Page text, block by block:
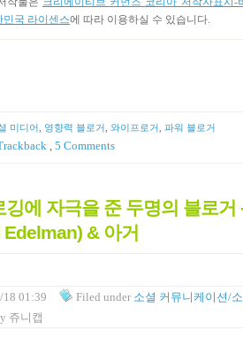
민국 라이센스에 따라 이용하실 수 있습니다.
미디어 영향력 블로거 와이프로거 파워 블로거
, 5 Comments
깅에 자극을 준 두명의 블로거
& 아거
18 01:39 Filed under 소셜 커뮤니케이션/
쥬니캡